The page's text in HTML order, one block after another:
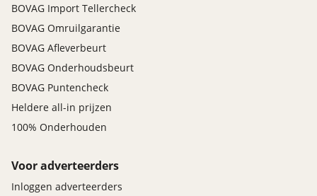
BOVAG Import Tellercheck
BOVAG Omruilgarantie
BOVAG Afleverbeurt
BOVAG Onderhoudsbeurt
BOVAG Puntencheck
Heldere all-in prijzen
100% Onderhouden
Voor adverteerders
Inloggen adverteerders